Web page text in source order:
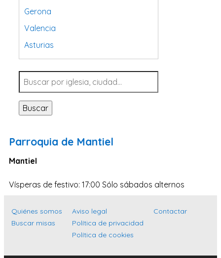
Gerona
Valencia
Asturias
Tarragona
Navarra
Valladolid
Sevilla
Santa Cruz de Tenerife
Cantabria
Islas Baleares
Málaga
Buscar
Parroquia de Mantiel
Mantiel
Vísperas de festivo: 17:00 Sólo sábados alternos
Quiénes somos
Buscar misas
Aviso legal
Política de privacidad
Política de cookies
Contactar